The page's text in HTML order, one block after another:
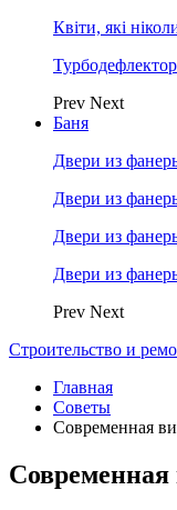
Квіти, які
Prev Next
Баня
Двери из
Двери из
Двери из
Двери из
Prev Next
Строительство и
Главная
Советы
Современная